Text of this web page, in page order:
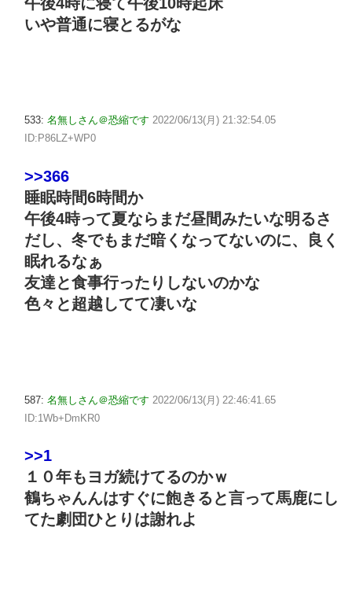
いや普通に寝とるがな
533: 名無しさん＠恐縮です 2022/06/13(月) 21:32:54.05
ID:P86LZ+WP0
>>366
睡眠時間6時間か
午後4時って夏ならまだ昼間みたいな明るさ
だし、冬でもまだ暗くなってないのに、良く
眠れるなぁ
友達と食事行ったりしないのかな
色々と超越してて凄いな
587: 名無しさん＠恐縮です 2022/06/13(月) 22:46:41.65
ID:1Wb+DmKR0
>>1
１０年もヨガ続けてるのかｗ
鶴ちゃんんはすぐに飽きると言って馬鹿にし
てた劇団ひとりは謝れよ